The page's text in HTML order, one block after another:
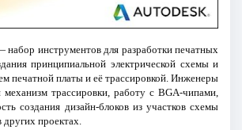
набор инструментов для разработки печатных
принципиальной электрической схемы и
печатной платы и её трассировкой. Инженеры
трассировки, работу с BGA-чипами,
создания дизайн-блоков из участков схемы
других проектах.